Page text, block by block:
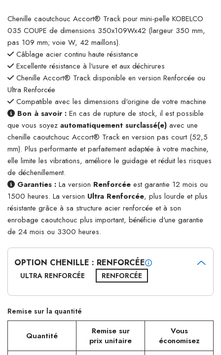
Chenille caoutchouc Accort® Track pour mini-pelle KOBELCO
035 COUPE de dimensions 350x109Wx42 (largeur 350 mm,
pas 109 mm; voie W, 42 maillons).
Câblage acier continu haute résistance
Excellente résistance à l'usure et aux déchirures
Chenille Accort® Track disponible en version Renforcée ou
Ultra Renforcée
Compatible avec les dimensions d'origine de votre machine
Bon à savoir : En cas de rupture de stock, il est possible
que vous soyez automatiquement surclassé(e) avec une
chenille caoutchouc Accort® Track en version pas court (52,5
mm). Plus performante et parfaitement adaptée à votre machine,
elle limite les vibrations, améliore le guidage et réduit les risques
de déchenillement.
Garanties : La version Renforcée est garantie 12 mois ou
1500 heures. La version Ultra Renforcée, plus lourde et plus
résistante grâce à sa structure acier renforcée et à son
enrobage caoutchouc plus important, bénéficie d'une garantie
de 24 mois ou 3300 heures.
OPTION CHENILLE : RENFORCÉE
ULTRA RENFORCÉE RENFORCÉE
Remise sur la quantité
Quantité
Remise sur
prix unitaire
Vous
économisez